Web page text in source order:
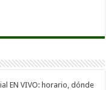
EN VIVO: horario, dónde